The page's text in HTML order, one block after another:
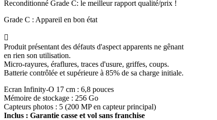
Reconditionné Grade C: le meilleur rapport qualité/prix !
Grade C : Appareil en bon état

Produit présentant des défauts d'aspect apparents ne gênant
en rien son utilisation.
Micro-rayures, éraflures, traces d'usure, griffes, coups.
Batterie contrôlée et supérieure à 85% de sa charge initiale.
Ecran Infinity-O 17 cm : 6,8 pouces
Mémoire de stockage : 256 Go
Capteurs photos : 5 (200 MP en capteur principal)
Inclus : Garantie casse et vol sans franchise